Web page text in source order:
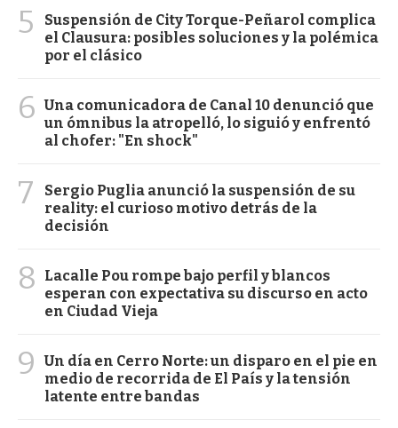
5
Suspensión de City Torque-Peñarol complica
el Clausura: posibles soluciones y la polémica
por el clásico
6 Una comunicadora de Canal 10 denunció que
un ómnibus la atropelló, lo siguió y enfrentó
al chofer: "En shock"
7
Sergio Puglia anunció la suspensión de su
reality: el curioso motivo detrás de la
decisión
8
Lacalle Pou rompe bajo perfil y blancos
esperan con expectativa su discurso en acto
en Ciudad Vieja
9
Un día en Cerro Norte: un disparo en el pie en
medio de recorrida de El País y la tensión
latente entre bandas